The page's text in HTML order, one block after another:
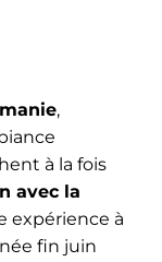
,
à la fois
avec la
expérience à
fin juin